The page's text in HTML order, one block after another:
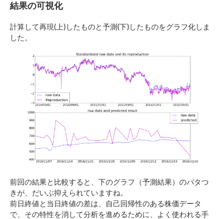
結果の可視化
計算して再現(上)したものと予測(下)したものをグラフ化しま
した。
前回の結果と比較すると、下のグラフ（予測結果）のバタつ
きが、だいぶ抑えられていますね。
前日終値と当日終値の差は、自己回帰性のある株価データ
で、その特性を消して分析を進めるために、よく使われる手